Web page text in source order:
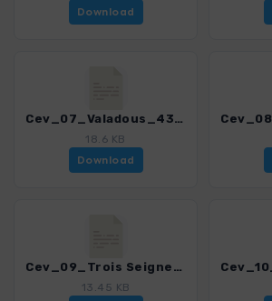
Download
Cev_07_Valadous_4323_4.gpx
18.6 KB
Download
Cev_09_Trois Seigneurs_4323_4.gpx
13.45 KB